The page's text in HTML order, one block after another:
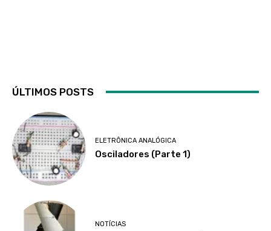
ÚLTIMOS POSTS
ELETRÔNICA ANALÓGICA
Osciladores (Parte 1)
NOTÍCIAS